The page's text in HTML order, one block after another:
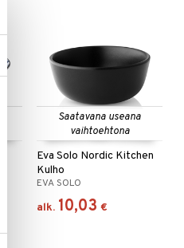
Saatavana useana
vaihtoehtona
Eva Solo Nordic Kitchen
Kulho
EVA SOLO
alk. 10,03 €